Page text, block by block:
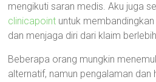
mengikuti saran medis. Aku juga
clinicapoint untuk
dan menjaga diri dari klaim
Beberapa orang mungkin
alternatif, namun pengalaman dan